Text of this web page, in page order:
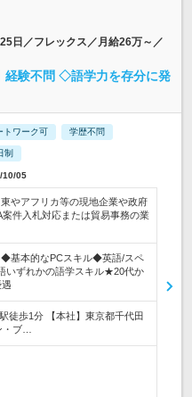
日／フレックス／月給26万～／
経験不問 ◇語学力を存分に発
トワーク可 学歴不問
制
10/05
やアフリカ等の現地企業や政府
件入札対応または貿易事務の業
◆基本的なPCスキル◆英語/スペ
いずれかの語学スキル★20代か
歩1分 【本社】東京都千代田
ブ…